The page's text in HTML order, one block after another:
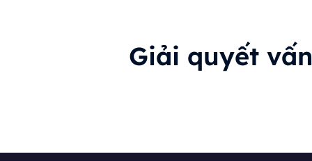
Giải quyết